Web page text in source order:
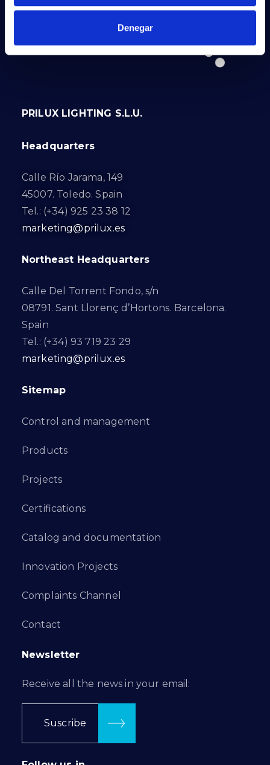
Denegar
PRILUX LIGHTING S.L.U.
Headquarters
Calle Río Jarama, 149
45007. Toledo. Spain
Tel.: (+34) 925 23 38 12
marketing@prilux.es
Northeast Headquarters
Calle Del Torrent Fondo, s/n
08791. Sant Llorenç d’Hortons. Barcelona.
Spain
Tel.: (+34) 93 719 23 29
marketing@prilux.es
Sitemap
Control and management
Products
Projects
Certifications
Catalog and documentation
Innovation Projects
Complaints Channel
Contact
Newsletter
Receive all the news in your email:
Suscribe